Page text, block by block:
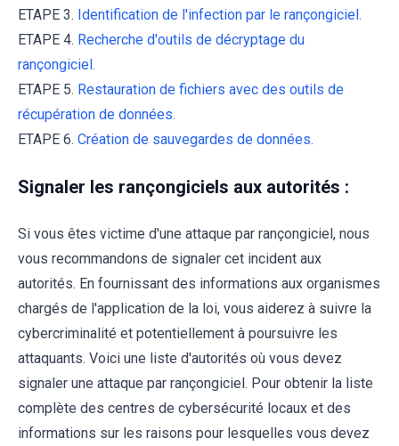
ETAPE 3. Identification de l'infection par le rançongiciel.
ETAPE 4. Recherche d'outils de décryptage du
rançongiciel.
ETAPE 5. Restauration de fichiers avec des outils de
récupération de données.
ETAPE 6. Création de sauvegardes de données.
Signaler les rançongiciels aux autorités :
Si vous êtes victime d'une attaque par rançongiciel, nous
vous recommandons de signaler cet incident aux
autorités. En fournissant des informations aux organismes
chargés de l'application de la loi, vous aiderez à suivre la
cybercriminalité et potentiellement à poursuivre les
attaquants. Voici une liste d'autorités où vous devez
signaler une attaque par rançongiciel. Pour obtenir la liste
complète des centres de cybersécurité locaux et des
informations sur les raisons pour lesquelles vous devez